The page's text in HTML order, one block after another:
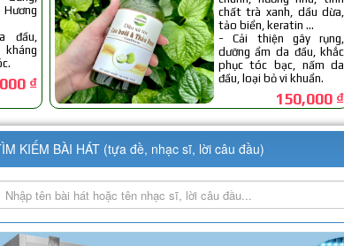
KIẾM BÀI HÁT (tựa đề, nhạc sĩ, lời câu đầu)